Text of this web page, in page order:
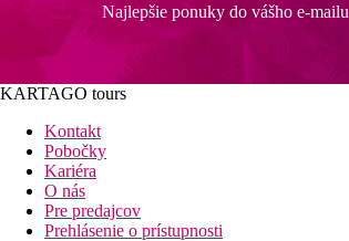
Najlepšie ponuky do vášho e-mailu
KARTAGO tours
Kontakt
Pobočky
Kariéra
O nás
Pre predajcov
Prehlásenie o prístupnosti